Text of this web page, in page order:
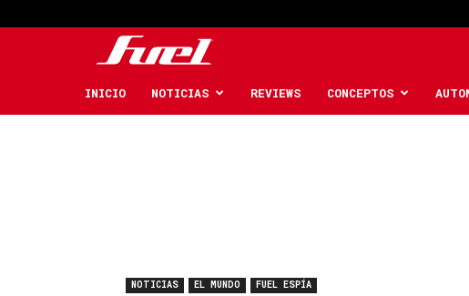
Car
INICIO NOTICIAS REVIEWS CONCEPTOS
NOTICIAS EL MUNDO FUEL ESPÍA